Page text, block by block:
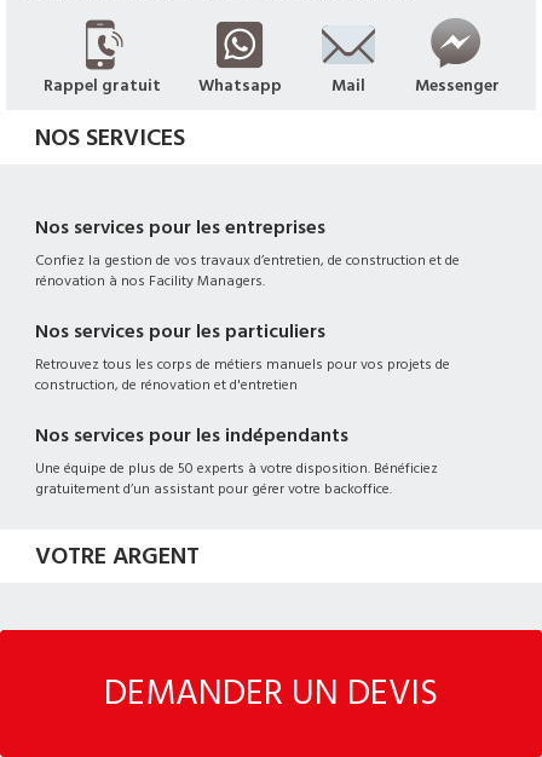
DEMANDER UN DEVIS
Rappel gratuit Whatsapp Mail Messenger
NOS SERVICES
Nos services pour les entreprises
Confiez la gestion de vos travaux d’entretien, de construction et de
rénovation à nos Facility Managers.
Nos services pour les particuliers
Retrouvez tous les corps de métiers manuels pour vos projets de
construction, de rénovation et d'entretien
Nos services pour les indépendants
Une équipe de plus de 50 experts à votre disposition. Bénéficiez
gratuitement d’un assistant pour gérer votre backoffice.
VOTRE ARGENT
Le maître d’ouvrage a la garantie d’un travail livré conforme et le
prestataire de service a la garantie d’être payé intégralement à la